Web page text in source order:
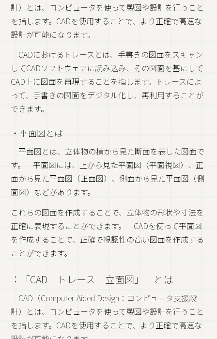
計）とは、コンピュータを使って製図や設計を行うこと
を指します。CADを使用することで、より正確で高速な
設計が可能になります。
CADにおけるトレースとは、手書きの図面をスキャン
してCADソフトウェアに読み込み、その図面を基にして
CAD上に図面を再現することを指します。トレースによ
って、手書きの図面をデジタル化し、再利用することが
できます。
・平面図とは
平面図とは、立体物の横から見た断面を表した図面で
す。 平面図には、上から見た平面図（平面視図）、正
面から見た平面図（正面図）、側面から見た平面図（側
面図）などがあります。
これらの図面を作成することで、立体物の形状や寸法を
正確に表現することができます。 CADを使って平面図
を作成することで、正確で視認性の高い図面を作成する
ことができます。
：「CAD トレース 立面図」 とは
CAD（Computer-Aided Design：コンピュータ支援設
計）とは、コンピュータを使って製図や設計を行うこと
を指します。CADを使用することで、より正確で高速な